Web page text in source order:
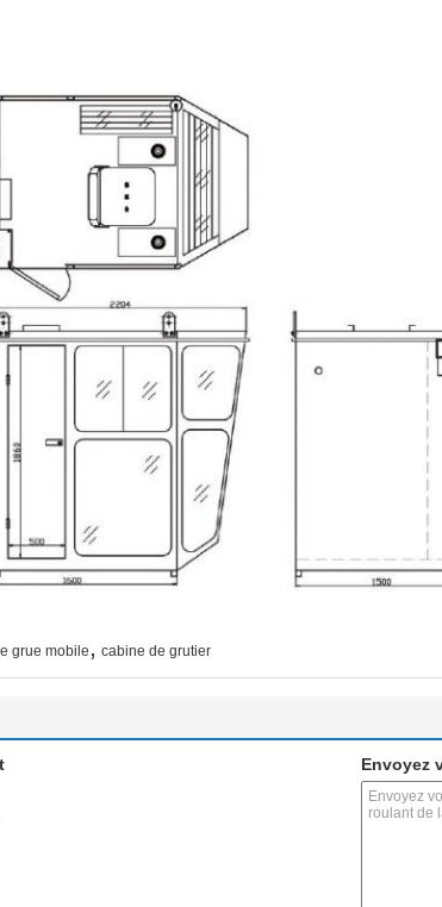
grue mobile , cabine de grutier
Envoyez